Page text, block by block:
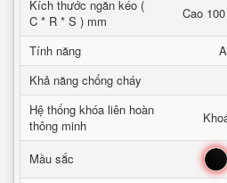
Kích thước ngăn kéo (
C * R * S ) mm
Cao
Tính năng
Khả năng chống cháy
Hệ thống khóa liên hoàn
thông minh
Mầu sắc Đen